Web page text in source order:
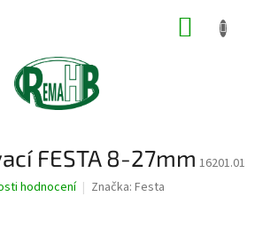
FESTA 8-27mm 16201.01
hodnocení Značka: Festa